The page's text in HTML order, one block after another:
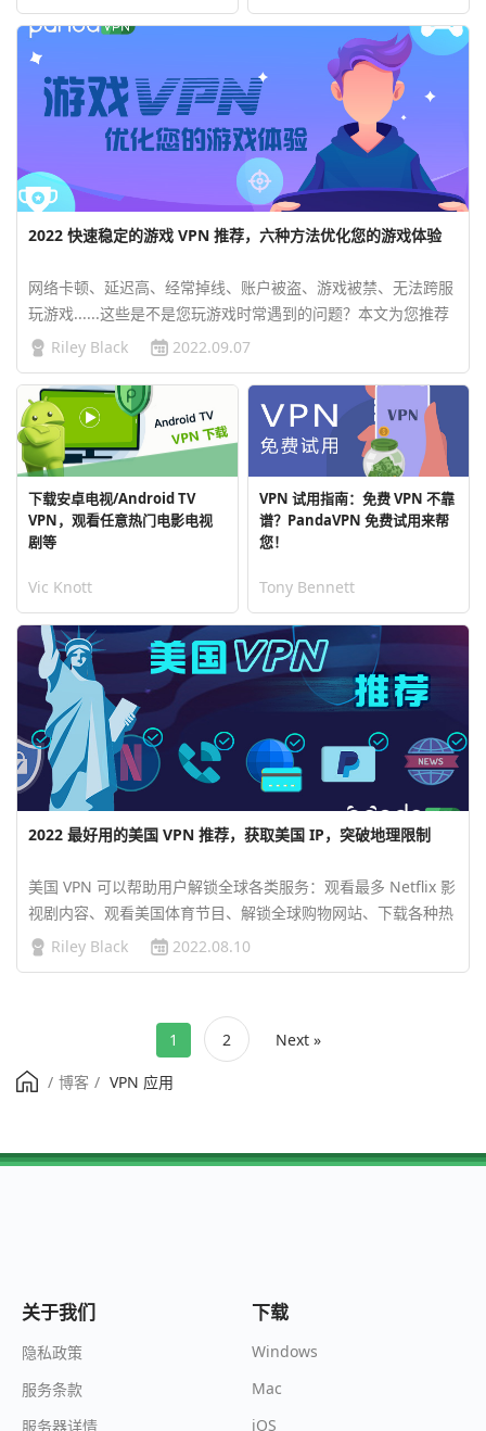
2022 快速稳定的游戏 VPN 推荐，六种方法优化您的游戏体验
网络卡顿、延迟高、经常掉线、账户被盗、游戏被禁、无法跨服
玩游戏......这些是不是您玩游戏时常遇到的问题？本文为您推荐
包括使用游戏 VPN/游戏加速器 VPN 在内的六种方法最优化您的
Riley Black 2022.09.07
下载安卓电视/Android TV
VPN，观看任意热门电影电视
剧等
Vic Knott
VPN 试用指南：免费 VPN 不靠
谱？PandaVPN 免费试用来帮
您！
Tony Bennett
2022 最好用的美国 VPN 推荐，获取美国 IP，突破地理限制
美国 VPN 可以帮助用户解锁全球各类服务：观看最多 Netflix 影
视剧内容、观看美国体育节目、解锁全球购物网站、下载各种热
门移动应用程序、参与跨境贸易等等。本文将为您推荐八款最佳
Riley Black 2022.08.10
1 2 Next »
/ 博客 / VPN 应用
关于我们
隐私政策
服务条款
服务器详情
下载
Windows
Mac
iOS